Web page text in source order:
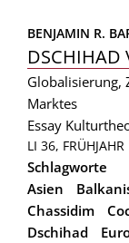
BENJAMIN R.
DSCHIHAD
Globalisierung,
Marktes
Essay
LI 36,
Schlagworte
Asien
Chassidim
Dschihad